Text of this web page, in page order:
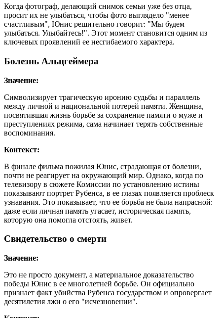
Когда фотограф, делающий снимок семьи уже без отца,
просит их не улыбаться, чтобы фото выглядело "менее
счастливым", Юнис решительно говорит: "Мы будем
улыбаться. Улыбайтесь!". Этот момент становится одним из
ключевых проявлений ее несгибаемого характера.
Болезнь Альцгеймера
Значение:
Символизирует трагическую иронию судьбы и параллель
между личной и национальной потерей памяти. Женщина,
посвятившая жизнь борьбе за сохранение памяти о муже и
преступлениях режима, сама начинает терять собственные
воспоминания.
Контекст:
В финале фильма пожилая Юнис, страдающая от болезни,
почти не реагирует на окружающий мир. Однако, когда по
телевизору в сюжете Комиссии по установлению истины
показывают портрет Рубенса, в ее глазах появляется проблеск
узнавания. Это показывает, что ее борьба не была напрасной:
даже если личная память угасает, историческая память,
которую она помогла отстоять, живет.
Свидетельство о смерти
Значение:
Это не просто документ, а материальное доказательство
победы Юнис в ее многолетней борьбе. Он официально
признает факт убийства Рубенса государством и опровергает
десятилетия лжи о его "исчезновении".